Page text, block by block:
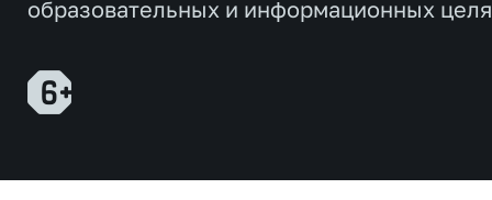
образовательных и информационных